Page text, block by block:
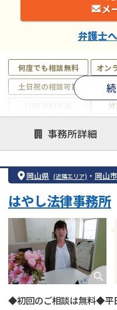
何度でも相談無料 オン
土日祝の相談可能
19
借金返済相談・交渉
個人再生
会社破産・法人破産
カードローン
メ
弁護士
事務所詳細
岡山県 (近隣エリア) ・ 岡山市
はやし法律事務所
◆初回のご相談は無料◆平